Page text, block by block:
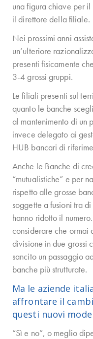
una figura chiave per
il direttore della filiale.
Nei prossimi anni
un’ulteriore
presenti fisicamente
3-4 grossi gruppi.
Le filiali presenti sul
quanto le banche
al mantenimento di un
invece delegato ai
HUB bancari di
Anche le Banche di
“mutualistiche” e per
rispetto alle grosse
soggette a fusioni tra
hanno ridotto il
considerare che ormai
divisione in due grossi
sancito un passaggio
banche più strutturate.
Ma le aziende
affrontare il
questi nuovi
“Sì e no”, o meglio